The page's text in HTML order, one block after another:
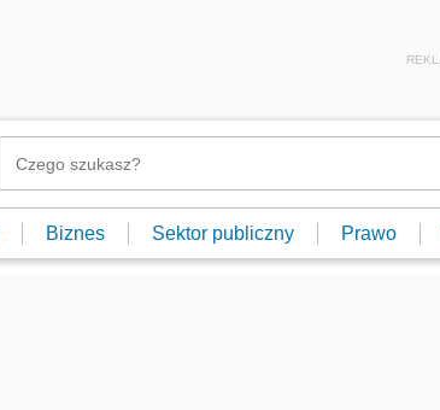
Biznes Sektor publiczny Prawo